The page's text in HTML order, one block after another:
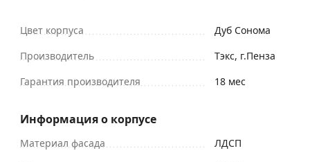
Цвет корпуса
Дуб Сонома
Производитель
Тэкс, г.Пенза
Гарантия производителя
18 мес
Информация о корпусе
Материал фасада
ЛДСП